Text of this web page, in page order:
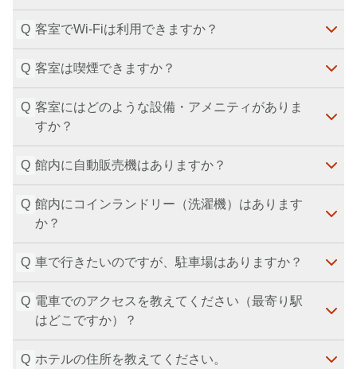
最終更新日：2026-07-29
申し訳ございませんが、荷物のお預かりは承っており
ません。
最終更新日：2026-07-29
Q 客室でWi-Fiは利用できますか？
はい、全室無料Wi-Fiを完備しております。
最終更新日：2026-07-29
Q 客室は喫煙できますか？
申し訳ございませんが、全室禁煙です。
最終更新日
Q 客室にはどのような設備・アメニティがありま
すか？
客室には、テレビ、ドライヤー、湯沸かしポット、ア
イロン、冷蔵庫がございます。アメニティは、シャン
プー／コンディショナー／ボディーソープ、ハミガキ
セット、タオル／バスタオル、スリッパ、カミソリを
ご用意しております。
最終更新日 ：2026-07-29
Q 館内に自動販売機はありますか？
はい、館内設備として自動販売機がございます。
最終更新日
Q 館内にコインランドリー（洗濯機）はあります
か？
申し訳ございませんが、コインランドリー／洗濯機は
ございません。
最終更新日：2026-07-29
Q 車で行きたいのですが、駐車場はありますか？
申し訳ございませんが、専用駐車場はございません。
近隣のコインパーキングをご利用ください。車で来館
の際は、阪神高速や阪神高速1号環状線を利用し「な
んば出口」で降りるのが便利です。
Q 電車でのアクセスを教えてください（最寄り駅
はどこですか）？
最寄り駅は大阪メトロ堺筋線・千日前線「日本橋駅」
Q ホテルの住所を教えてください。